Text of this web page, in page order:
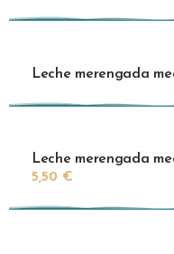
Leche merengada
Leche merengada
5,50 €